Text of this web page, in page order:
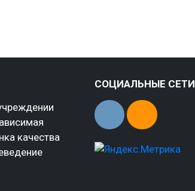
качества
СОЦИАЛЬНЫЕ СЕТИ